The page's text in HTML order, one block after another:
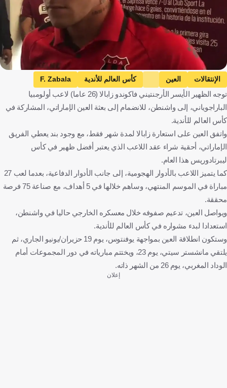
الإنتقالات العين كأس العالم للأندية
F. Zabala
أولمبيا
الإمارات العربية المتحدة كرة قدم
توجه الظهير الأيسر الأرجنتيني فاكوندو زابالا (26 عاما) لاعب أولومبيا
الباراجوياني، إلى واشنطن، للانضمام إلى بعثة العين الإماراتي، المشاركة في
كأس العالم للأندية.
واتفق العين على استعارة زابالا لمدة شهر فقط، مع وجود بند يعطي الفريق
الإماراتي، أحقية شراء عقد اللاعب الذي يعتبر أفضل ظهير في كأس
ليبرتادوريس هذا العام.
كما يتميز اللاعب بالأدوار الهجومية، إلى جانب الأدوار الدفاعية، بعدما لعب 27
مباراة في الموسم المنتهي، وساهم خلالها في 5 أهداف، مع صناعة 75 فرصة
محققة.
ويواصل العين، تدعيم صفوفه خلال معسكره الخارجي حاليا في واشنطن،
استعدادا لبدء مشواره في كأس العالم للأندية.
وستكون انطلاقة العين بمواجهة يوفنتوس، يوم 19 حزيران/يونيو الجاري، ثم
يلتقي مانشستر سيتي، يوم 23، ويختتم مبارياته في دور المجموعات أمام
الوداد المغربي، يوم 26 من الشهر ذاته.
إعلان